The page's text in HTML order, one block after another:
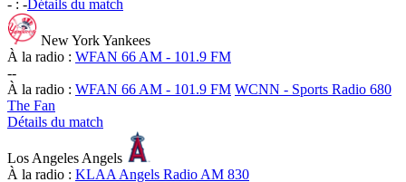
- : -Détails du match
New York Yankees
À la radio : WFAN 66 AM - 101.9 FM
--
À la radio : WFAN 66 AM - 101.9 FM WCNN - Sports Radio 680
The Fan
Détails du match
Los Angeles Angels
À la radio : KLAA Angels Radio AM 830